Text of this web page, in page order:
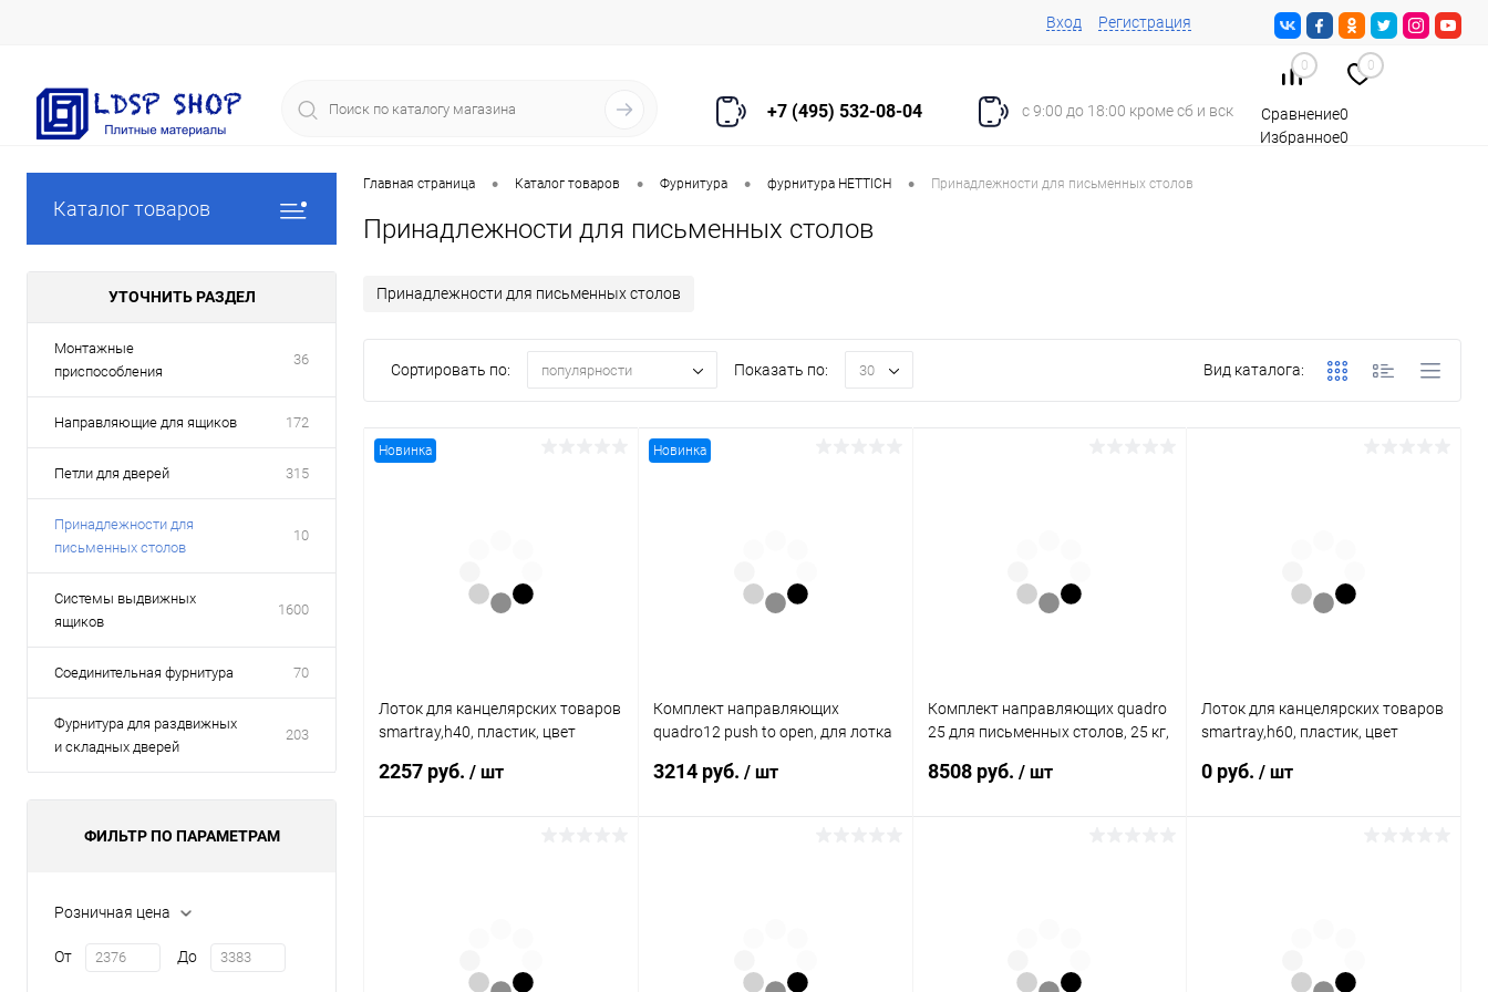
Вход Регистрация
+7 (495) 532-08-04 с 9:00 до 18:00 кроме сб и вск
0 0
Сравнение0
Избранное0
Каталог товаров
УТОЧНИТЬ РАЗДЕЛ
Монтажные
приспособления
36
Направляющие для ящиков 172
Петли для дверей 315
Принадлежности для
письменных столов
10
Системы выдвижных
ящиков
1600
Соединительная фурнитура 70
Фурнитура для раздвижных
и складных дверей
203
ФИЛЬТР ПО ПАРАМЕТРАМ
Розничная цена
От До
Главная страница • Каталог товаров • Фурнитура • фурнитура HETTICH • Принадлежности для письменных столов
Принадлежности для письменных столов
Принадлежности для письменных столов
Сортировать по: популярности Показать по: 30 Вид каталога:
Новинка
Лоток для канцелярских товаров
smartray,h40, пластик, цвет
2257 руб. / шт
Новинка
Комплект направляющих
quadro12 push to open, для лотка
панель 9156337 Hettich
3214 руб. / шт
Комплект направляющих quadro
25 для письменных столов, 25 кг,
Hettich
8508 руб. / шт
Лоток для канцелярских товаров
smartray,h60, пластик, цвет
0 руб./ шт